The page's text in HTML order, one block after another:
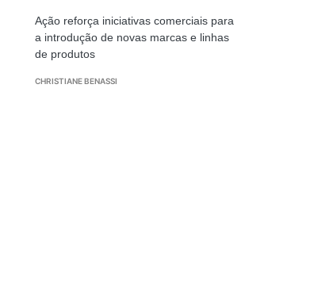
Ação reforça iniciativas comerciais para
a introdução de novas marcas e linhas
de produtos
CHRISTIANE BENASSI